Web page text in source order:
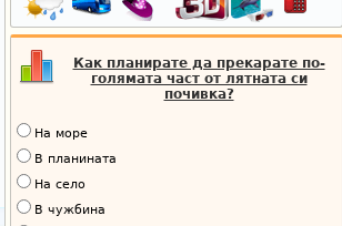
Как планирате да прекарате по-
голямата част от лятната си
почивка?
На море
В планината
На село
В чужбина